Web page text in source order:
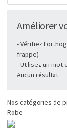
Améliorer
- Vérifiez
frappe)
- Utilisez un mot
Aucun résultat
Nos catégories de
Robe